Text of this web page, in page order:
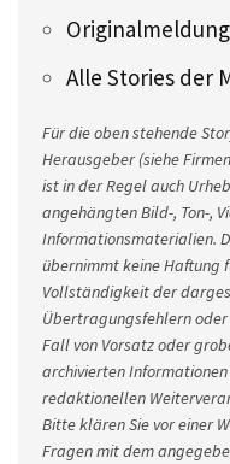
Alle Stories der
Für die oben stehende
Herausgeber (siehe
ist in der Regel auch
angehängten Bild-, Ton-,
Informationsmaterialien.
übernimmt keine Haftung
Vollständigkeit der
Übertragungsfehlern
Fall von Vorsatz oder
archivierten
redaktionellen
Bitte klären Sie vor einer
Fragen mit dem